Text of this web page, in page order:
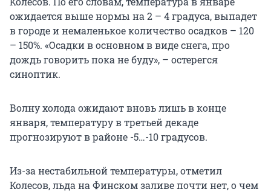
ожидается выше нормы на 2 – 4 градуса, выпадет
в городе и немаленькое количество осадков – 120
– 150%. «Осадки в основном в виде снега, про
дождь говорить пока не буду», – остерегся
синоптик.
Волну холода ожидают вновь лишь в конце
января, температуру в третьей декаде
прогнозируют в районе -5…-10 градусов.
Из-за нестабильной температуры, отметил
Колесов, льда на Финском заливе почти нет, о чем